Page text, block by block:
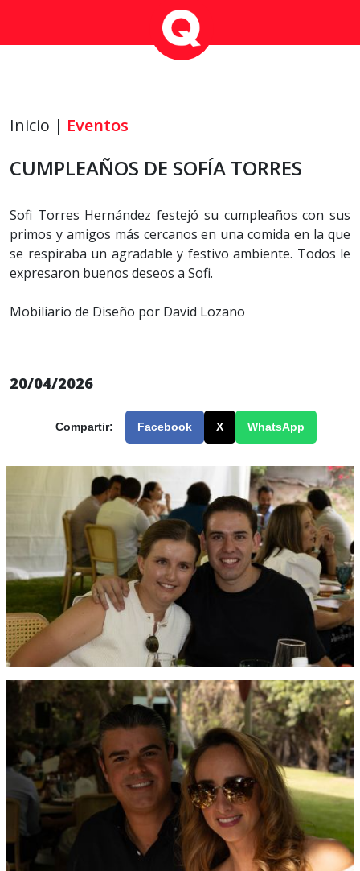
Inicio | Eventos
CUMPLEAÑOS DE SOFÍA TORRES
Sofi Torres Hernández festejó su cumpleaños con sus
primos y amigos más cercanos en una comida en la que
se respiraba un agradable y festivo ambiente. Todos le
expresaron buenos deseos a Sofi.
Mobiliario de Diseño por David Lozano
20/04/2026
Compartir: Facebook X WhatsApp